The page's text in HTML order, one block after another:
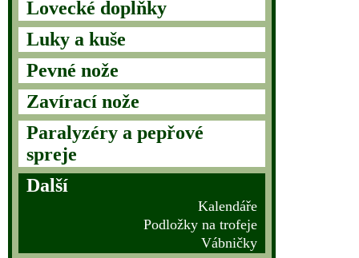
Lovecké doplňky
Luky a kuše
Pevné nože
Zavírací nože
Paralyzéry a pepřové
spreje
Další
Kalendáře
Podložky na trofeje
Vábničky